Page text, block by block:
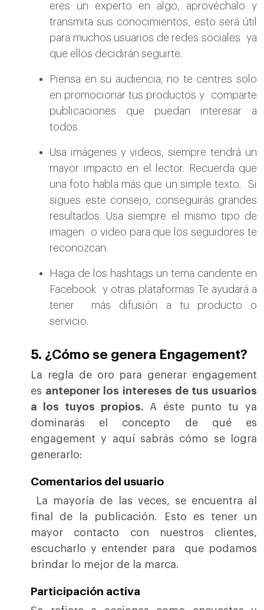
eres un experto en algo, aprovéchalo y
transmita sus conocimientos, esto será útil
para muchos usuarios de redes sociales ya
que ellos decidirán seguirte.
Piensa en su audiencia, no te centres solo
en promocionar tus productos y comparte
publicaciones que puedan interesar a
todos.
Usa imágenes y videos, siempre tendrá un
mayor impacto en el lector. Recuerda que
una foto habla más que un simple texto. Si
sigues este consejo, conseguirás grandes
resultados. Usa siempre el mismo tipo de
imagen o video para que los seguidores te
reconozcan.
Haga de los hashtags un tema candente en
Facebook y otras plataformas Te ayudará a
tener más difusión a tu producto o
servicio.
5. ¿Cómo se genera Engagement?
La regla de oro para generar engagement
es anteponer los intereses de tus usuarios
a los tuyos propios. A éste punto tu ya
dominarás el concepto de qué es
engagement y aquí sabrás cómo se logra
generarlo:
Comentarios del usuario
La mayoría de las veces, se encuentra al
final de la publicación. Esto es tener un
mayor contacto con nuestros clientes,
escucharlo y entender para que podamos
brindar lo mejor de la marca.
Participación activa